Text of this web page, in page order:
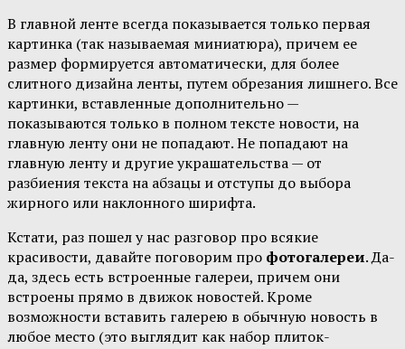
В главной ленте всегда показывается только первая
картинка (так называемая миниатюра), причем ее
размер формируется автоматически, для более
слитного дизайна ленты, путем обрезания лишнего. Все
картинки, вставленные дополнительно —
показываются только в полном тексте новости, на
главную ленту они не попадают. Не попадают на
главную ленту и другие украшательства — от
разбиения текста на абзацы и отступы до выбора
жирного или наклонного ширифта.
Кстати, раз пошел у нас разговор про всякие
красивости, давайте поговорим про фотогалереи. Да-
да, здесь есть встроенные галереи, причем они
встроены прямо в движок новостей. Кроме
возможности вставить галерею в обычную новость в
любое место (это выглядит как набор плиток-